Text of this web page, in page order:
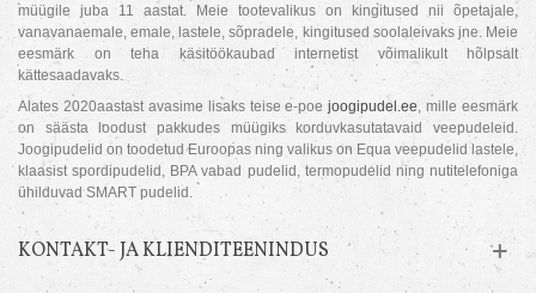
müügile juba 11 aastat. Meie tootevalikus on kingitused nii õpetajale,
vanavanaemale, emale, lastele, sõpradele, kingitused soolaleivaks jne. Meie
eesmärk on teha käsitöökaubad internetist võimalikult hõlpsalt
kättesaadavaks.
Alates 2020aastast avasime lisaks teise e-poejoogipudel.ee, mille eesmärk
on säästa loodust pakkudes müügiks korduvkasutatavaid veepudeleid.
Joogipudelid on toodetud Euroopas ning valikus on Equa veepudelid lastele,
klaasist spordipudelid, BPA vabad pudelid, termopudelid ning nutitelefoniga
ühilduvad SMART pudelid.
KONTAKT- JA KLIENDITEENINDUS